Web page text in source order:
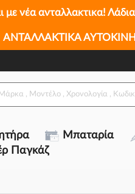
με νέα ανταλλακτικα!
ΑΝΤΑΛΛΑΚΤΙΚΑ
Μπαταρία
Παγκάζ